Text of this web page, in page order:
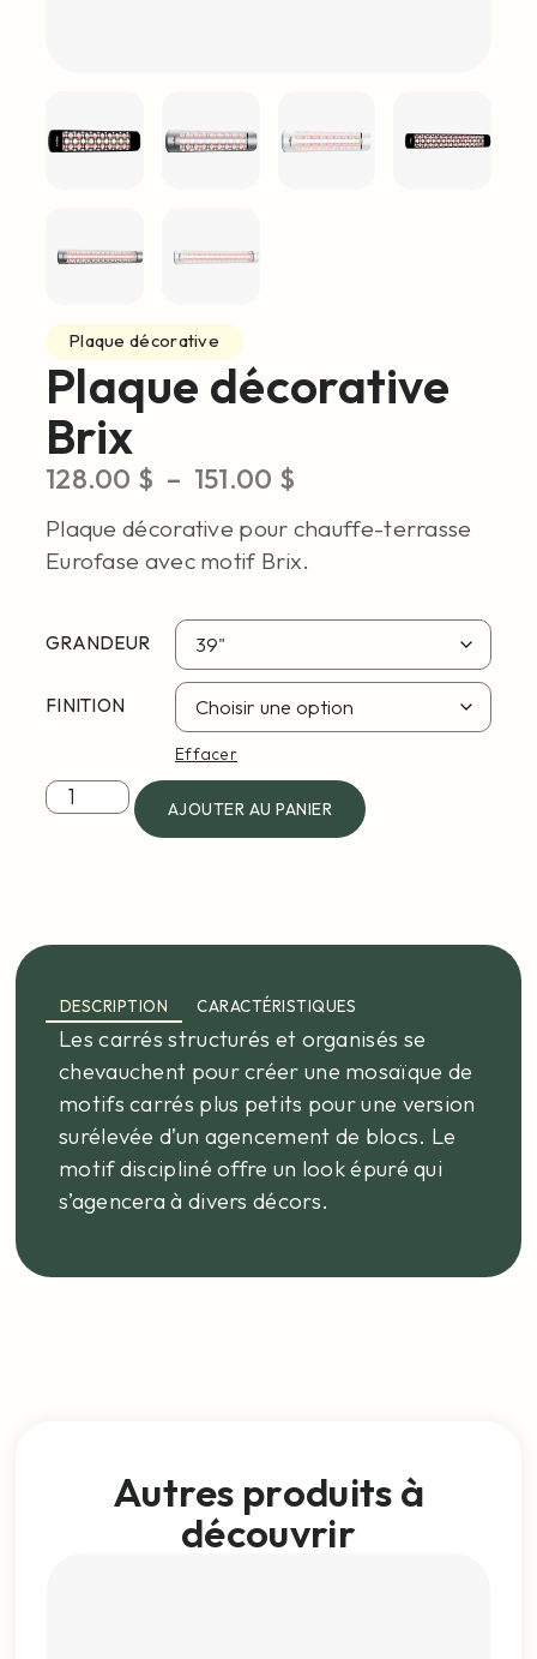
Plaque décorative
Plaque décorative
Brix
128.00 $ – 151.00 $
Plaque décorative pour chauffe-terrasse
Eurofase avec motif Brix.
GRANDEUR
FINITION
Effacer
AJOUTER AU PANIER
DESCRIPTION CARACTÉRISTIQUES
Les carrés structurés et organisés se
chevauchent pour créer une mosaïque de
motifs carrés plus petits pour une version
surélevée d’un agencement de blocs. Le
motif discipliné offre un look épuré qui
s’agencera à divers décors.
Autres produits à
découvrir